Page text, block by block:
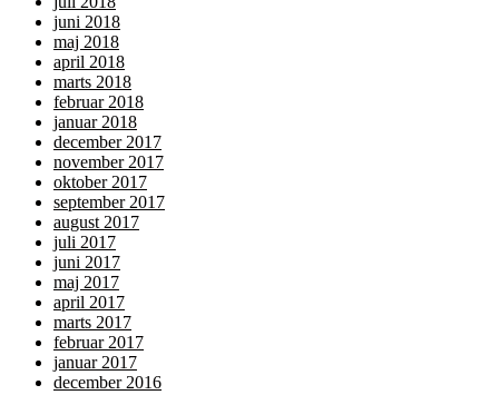
juni 2018
maj 2018
april 2018
marts 2018
februar 2018
januar 2018
december 2017
november 2017
oktober 2017
september 2017
august 2017
juli 2017
juni 2017
maj 2017
april 2017
marts 2017
februar 2017
januar 2017
december 2016